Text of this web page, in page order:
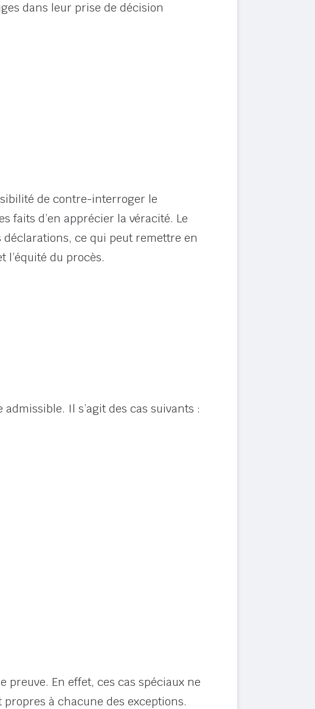
dans leur prise de décision
de contre-interroger le
faits d’en apprécier la véracité. Le
ce qui peut remettre en
l’équité du procès.
Il s’agit des cas suivants :
preuve. En effet, ces cas spéciaux ne
à chacune des exceptions.